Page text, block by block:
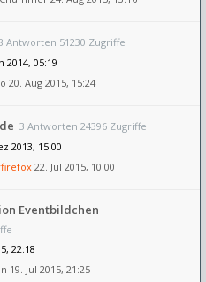
Antworten 51230 Zugriffe
2014, 05:19
20. Aug 2015, 15:24
3 Antworten 24396 Zugriffe
2013, 15:00
22. Jul 2015, 10:00
Eventbildchen
22:18
19. Jul 2015, 21:25